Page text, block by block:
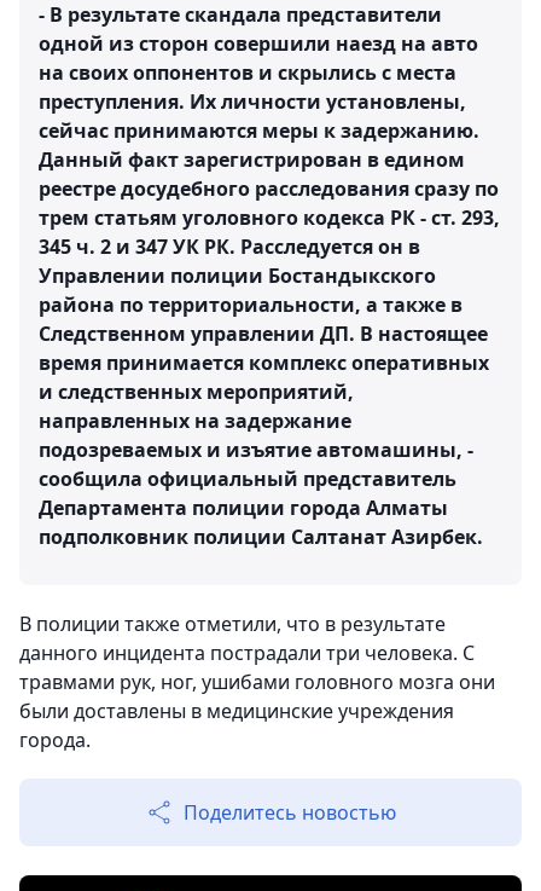
- В результате скандала представители
одной из сторон совершили наезд на авто
на своих оппонентов и скрылись с места
преступления. Их личности установлены,
сейчас принимаются меры к задержанию.
Данный факт зарегистрирован в едином
реестре досудебного расследования сразу по
трем статьям уголовного кодекса РК - ст. 293,
345 ч. 2 и 347 УК РК. Расследуется он в
Управлении полиции Бостандыкского
района по территориальности, а также в
Следственном управлении ДП. В настоящее
время принимается комплекс оперативных
и следственных мероприятий,
направленных на задержание
подозреваемых и изъятие автомашины, -
сообщила официальный представитель
Департамента полиции города Алматы
подполковник полиции Салтанат Азирбек.
В полиции также отметили, что в результате
данного инцидента пострадали три человека. С
травмами рук, ног, ушибами головного мозга они
были доставлены в медицинские учреждения
города.
Поделитесь новостью